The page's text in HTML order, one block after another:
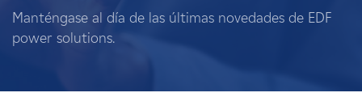
Terratenientes
Manténgase al día de las últimas novedades de EDF
power solutions.